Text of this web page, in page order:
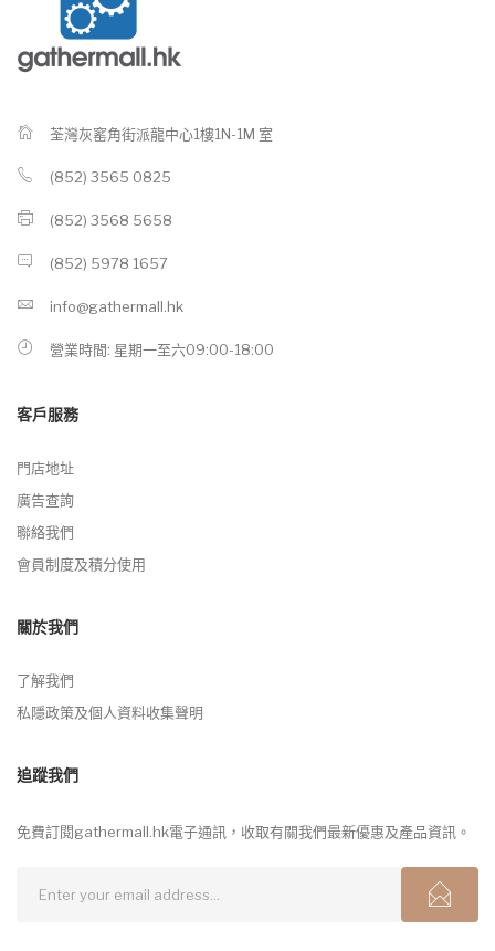
荃灣灰窰角街派龍中心1樓1N-1M 室
(852) 3565 0825
(852) 3568 5658
(852) 5978 1657
info@gathermall.hk
營業時間: 星期一至六09:00-18:00
客戶服務
門店地址
廣告查詢
聯絡我們
會員制度及積分使用
關於我們
了解我們
私隱政策及個人資料收集聲明
追蹤我們
免費訂閱gathermall.hk電子通訊，收取有關我們最新優惠及產品資訊。